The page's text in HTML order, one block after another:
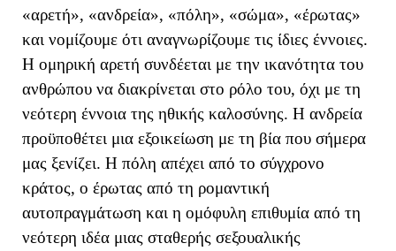
«αρετή», «ανδρεία», «πόλη», «σώμα», «έρωτας»
και νομίζουμε ότι αναγνωρίζουμε τις ίδιες έννοιες.
Η ομηρική αρετή συνδέεται με την ικανότητα του
ανθρώπου να διακρίνεται στο ρόλο του, όχι με τη
νεότερη έννοια της ηθικής καλοσύνης. Η ανδρεία
προϋποθέτει μια εξοικείωση με τη βία που σήμερα
μας ξενίζει. Η πόλη απέχει από το σύγχρονο
κράτος, ο έρωτας από τη ρομαντική
αυτοπραγμάτωση και η ομόφυλη επιθυμία από τη
νεότερη ιδέα μιας σταθερής σεξουαλικής